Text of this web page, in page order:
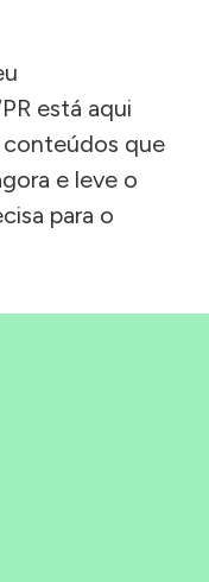
está aqui
conteúdos que
e leve o
para o